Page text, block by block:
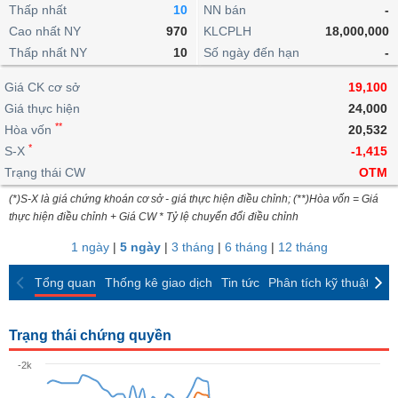
lỗ
dịch
nội
Niên
giám
Tài
liệu
cổ
Định
giá
ngoài
doanh
Top
cổ
phiếu
ngành
giao
dịch
dịch
Chứng
quyền
quan
Thống
giao
dịch
Thống
giao
dịch
Tin
tức
Phân
tích
kỹ
thuật
trực
tuyến
Bộ
lọc
cổ
So
sánh
Báo
cáo
Vĩ
mô
lai
Chứng
quyền
Trái
phiếu
IR
Awards
tạo
Dịch
vụ
Thấp nhất
10
Cao nhất NY
970
Thấp nhất NY
10
NN bán
-
KLCPLH
18,000,000
Số ngày đến hạn
-
Giá CK cơ sở
19,100
Giá thực hiện
24,000
Hòa vốn **
20,532
S-X *
-1,415
Trạng thái CW
OTM
(*)S-X là giá chứng khoán cơ sở - giá thực hiện điều chỉnh; (**)Hòa vốn = Giá
thực hiện điều chỉnh + Giá CW * Tỷ lệ chuyển đổi điều chỉnh
1 ngày| 5 ngày| 3 tháng | 6 tháng | 12 tháng
Tổng quan Thống kê giao dịch Tin tức Phân tích kỹ thuật
Trạng thái chứng quyền
-2k
BẤT
ĐỘNG
SẢN
TÀI
CHÍNH
HÀNG
KINH
THẾ